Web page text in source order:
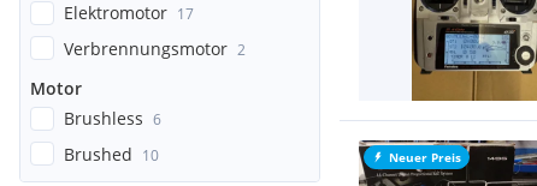
Elektromotor 17
Verbrennungsmotor 2
Motor
Brushless 6
Brushed 10 Neuer Preis